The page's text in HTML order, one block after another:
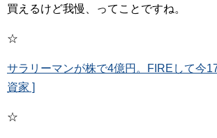
買えるけど我慢、ってことですね。
☆
サラリーマンが株で4億円。FIREして今
資家 ]
☆